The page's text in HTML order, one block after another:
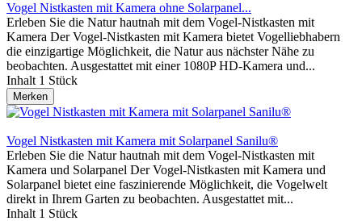
Vogel Nistkasten mit Kamera ohne Solarpanel...
Erleben Sie die Natur hautnah mit dem Vogel-Nistkasten mit
Kamera Der Vogel-Nistkasten mit Kamera bietet Vogelliebhabern
die einzigartige Möglichkeit, die Natur aus nächster Nähe zu
beobachten. Ausgestattet mit einer 1080P HD-Kamera und...
Inhalt 1 Stück
Merken
Vogel Nistkasten mit Kamera mit Solarpanel Sanilu®
Erleben Sie die Natur hautnah mit dem Vogel-Nistkasten mit
Kamera und Solarpanel Der Vogel-Nistkasten mit Kamera und
Solarpanel bietet eine faszinierende Möglichkeit, die Vogelwelt
direkt in Ihrem Garten zu beobachten. Ausgestattet mit...
Inhalt 1 Stück